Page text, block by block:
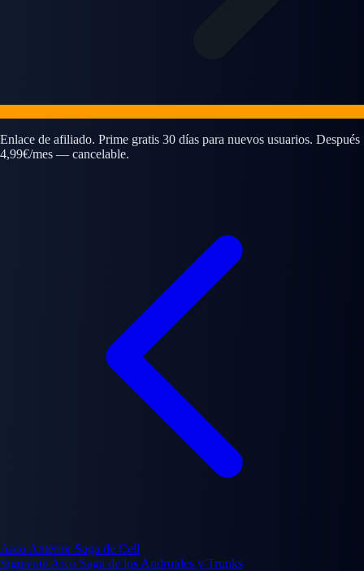
Enlace de afiliado. Prime gratis 30 días para nuevos usuarios. Después
4,99€/mes — cancelable.
Arco Anterior Saga de Cell
Siguiente Arco Saga de los Androides y Trunks